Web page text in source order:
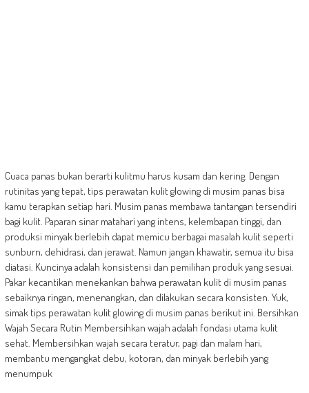
Cuaca panas bukan berarti kulitmu harus kusam dan kering. Dengan
rutinitas yang tepat, tips perawatan kulit glowing di musim panas bisa
kamu terapkan setiap hari. Musim panas membawa tantangan tersendiri
bagi kulit. Paparan sinar matahari yang intens, kelembapan tinggi, dan
produksi minyak berlebih dapat memicu berbagai masalah kulit seperti
sunburn, dehidrasi, dan jerawat. Namun jangan khawatir, semua itu bisa
diatasi. Kuncinya adalah konsistensi dan pemilihan produk yang sesuai.
Pakar kecantikan menekankan bahwa perawatan kulit di musim panas
sebaiknya ringan, menenangkan, dan dilakukan secara konsisten. Yuk,
simak tips perawatan kulit glowing di musim panas berikut ini. Bersihkan
Wajah Secara Rutin Membersihkan wajah adalah fondasi utama kulit
sehat. Membersihkan wajah secara teratur, pagi dan malam hari,
membantu mengangkat debu, kotoran, dan minyak berlebih yang
menumpuk